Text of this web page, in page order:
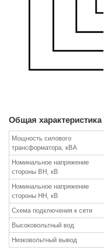
Общая
Мощность силового
трансформатора, кВА
Номинальное напряжение
стороны ВН, кВ
Номинальное напряжение
стороны НН, кВ
Схема подключения к сети
Высоковольтный вод
Низковольтный вывод